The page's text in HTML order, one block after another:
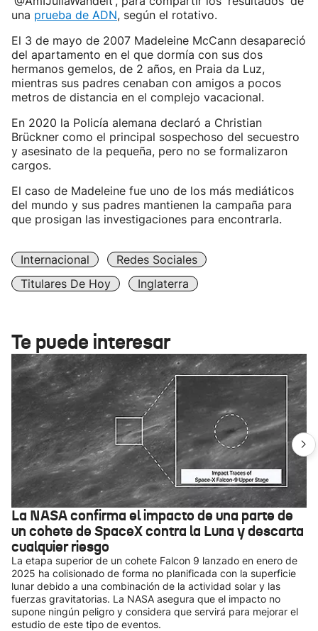
una prueba de ADN, según el rotativo.
El 3 de mayo de 2007 Madeleine McCann desapareció
del apartamento en el que dormía con sus dos
hermanos gemelos, de 2 años, en Praia da Luz,
mientras sus padres cenaban con amigos a pocos
metros de distancia en el complejo vacacional.
En 2020 la Policía alemana declaró a Christian
Brückner como el principal sospechoso del secuestro
y asesinato de la pequeña, pero no se formalizaron
cargos.
El caso de Madeleine fue uno de los más mediáticos
del mundo y sus padres mantienen la campaña para
que prosigan las investigaciones para encontrarla.
Internacional
Redes Sociales
Titulares De Hoy
Inglaterra
Te puede interesar
La NASA confirma el impacto de una parte de
un cohete de SpaceX contra la Luna y descarta
cualquier riesgo
La etapa superior de un cohete Falcon 9 lanzado en enero de
2025 ha colisionado de forma no planificada con la superficie
lunar debido a una combinación de la actividad solar y las
fuerzas gravitatorias. La NASA asegura que el impacto no
supone ningún peligro y considera que servirá para mejorar el
estudio de este tipo de eventos.